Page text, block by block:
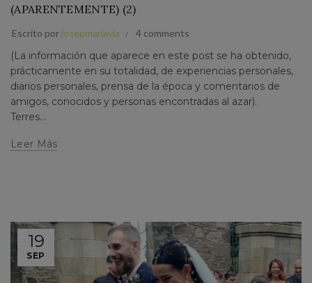
(APARENTEMENTE) (2)
Escrito por josepmariavia 4 comments
(La información que aparece en este post se ha obtenido,
prácticamente en su totalidad, de experiencias personales,
diarios personales, prensa de la época y comentarios de
amigos, conocidos y personas encontradas al azar).
Terres...
Leer Más
19
SEP